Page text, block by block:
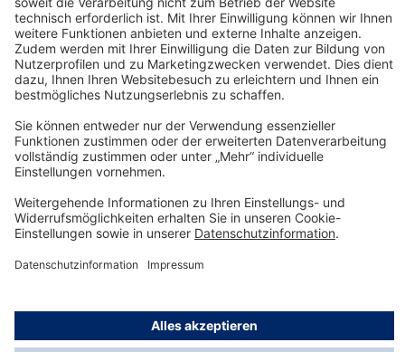
Service-Hotline
Shop Service
Informationen
© Dräger Safety AG & Co. KGaA, 2025